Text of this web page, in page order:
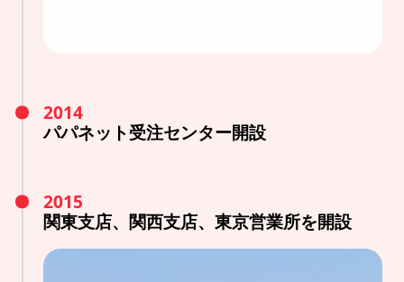
2014
パパネット受注センター開設
2015
関東支店、関西支店、東京営業所を開設